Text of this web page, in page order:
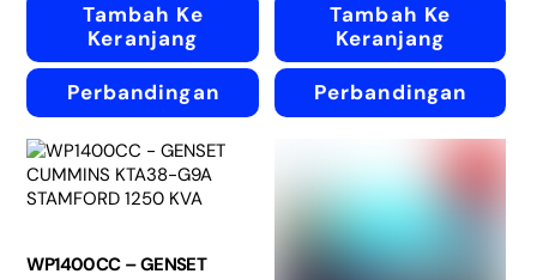
Tambah Ke
Keranjang
Perbandingan
Tambah Ke
Keranjang
Perbandingan
WP1400CC – GENSET